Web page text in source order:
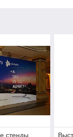
стенды